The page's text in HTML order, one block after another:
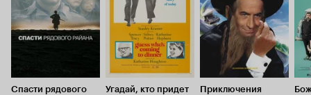
Спасти рядового
Угадай, кто придет
Приключения